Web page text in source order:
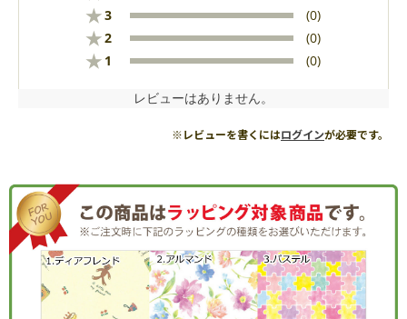
★3 (0)
★2 (0)
★ 1 (0)
レビューはありません。
※レビューを書くにはログインが必要です。